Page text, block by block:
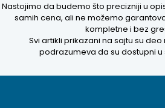
Nastojimo da budemo što precizniji u
samih cena, ali ne možemo
kompletne i bez
Svi artikli prikazani na sajtu su
podrazumeva da su dostupni u
Niwa Ai
Asistent.
me šta god o
ovom sajtu ili